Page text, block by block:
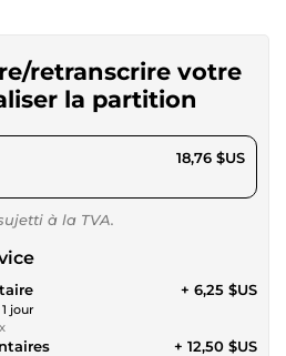
retranscrire votre
la partition
17,28 $US 18,76 $US
à la TVA.
jour
+ 6,25 $US
+ 12,50 $US